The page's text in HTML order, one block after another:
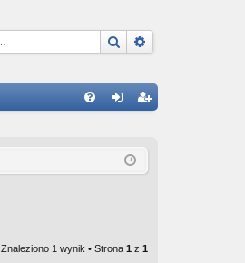
Szukaj
ej
Znaleziono 1 wynik • Strona 1 z 1